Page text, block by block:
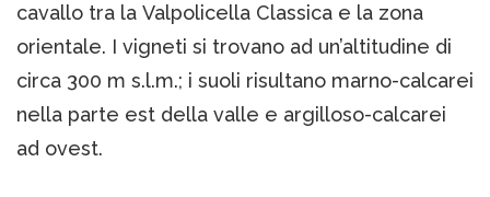
cavallo tra la Valpolicella Classica e la zona
orientale. I vigneti si trovano ad un’altitudine di
circa 300 m s.l.m.; i suoli risultano marno-calcarei
nella parte est della valle e argilloso-calcarei
ad ovest.